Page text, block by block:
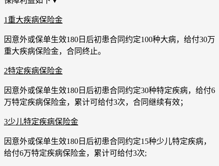
1重大疾病保险金
因意外或保单生效180日后初患合同约定100种大病，给付30万
重大疾病保险金，合同终止。
2特定疾病保险金
因意外或保单生效180日后初患合同约定30种特定疾病，给付6
万特定疾病保险金，累计可给付3次，合同继续有效；
3少儿特定疾病保险金
因意外或保单生效180日后初患合同约定15种少儿特定疾病，
给付6万特定疾病保险金，累计可给付3次;